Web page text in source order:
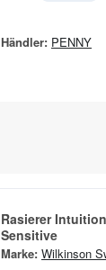
Händler: PENNY
Rasierer
Sensitive
Marke: Wilkinson